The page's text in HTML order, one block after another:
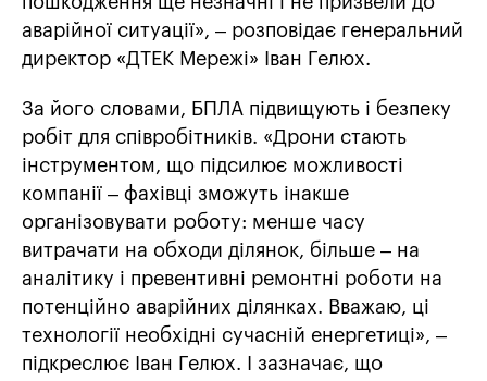
аварійної ситуації», – розповідає генеральний
директор «ДТЕК Мережі» Іван Гелюх.
За його словами, БПЛА підвищують і безпеку
робіт для співробітників. «Дрони стають
інструментом, що підсилює можливості
компанії – фахівці зможуть інакше
організовувати роботу: менше часу
витрачати на обходи ділянок, більше – на
аналітику і превентивні ремонтні роботи на
потенційно аварійних ділянках. Вважаю, ці
технології необхідні сучасній енергетиці», –
підкреслює Іван Гелюх. І зазначає, що